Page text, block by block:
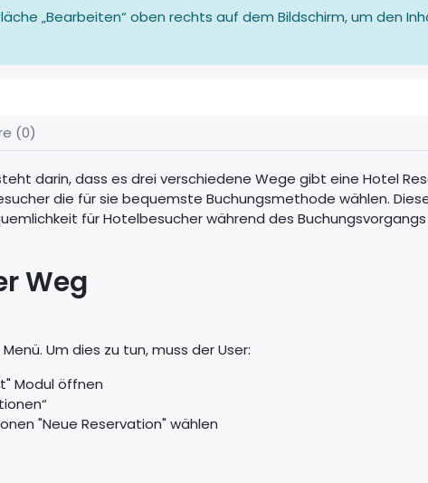
„Bearbeiten“ oben rechts auf dem Bildschirm, um den
(0)
darin, dass es drei verschiedene Wege gibt eine Hotel
die für sie bequemste Buchungsmethode wählen.
für Hotelbesucher während des
Weg
Um dies zu tun, muss der User:
Modul öffnen
"Neue Reservation" wählen